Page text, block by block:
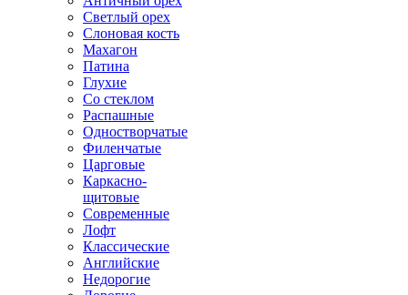
Светлый орех
Слоновая кость
Махагон
Патина
Глухие
Со стеклом
Распашные
Одностворчатые
Филенчатые
Царговые
Каркасно-
щитовые
Современные
Лофт
Классические
Английские
Недорогие